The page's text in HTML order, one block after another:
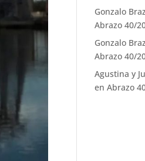
Gonzalo Braz
Abrazo 40/
Gonzalo Braz
Abrazo 40/
Agustina y
enAbrazo